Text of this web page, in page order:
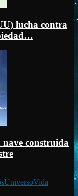
lucha contra
nave construida
UniversoVida